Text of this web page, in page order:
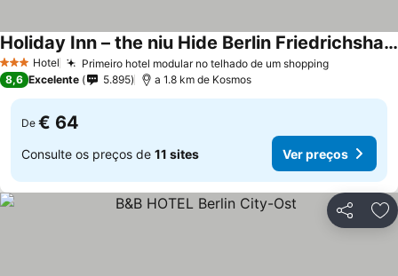
3 EstrelasHotel Primeiro hotel modular no telhado de um shoppingVer
Holiday Inn – the niu Hide Berlin Friedrichshain
Ver preços
8,6 Excelente 5.895 a 1.8 km de Kosmos
De € 64
Consulte os preços de 11 sites Ver preços
Partilhar